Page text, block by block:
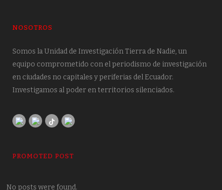
NOSOTROS
Somos la Unidad de Investigación Tierra de Nadie, un
equipo comprometido con el periodismo de investigación
en ciudades no capitales y periferias del Ecuador.
Investigamos al poder en territorios silenciados.
PROMOTED POST
No posts were found.